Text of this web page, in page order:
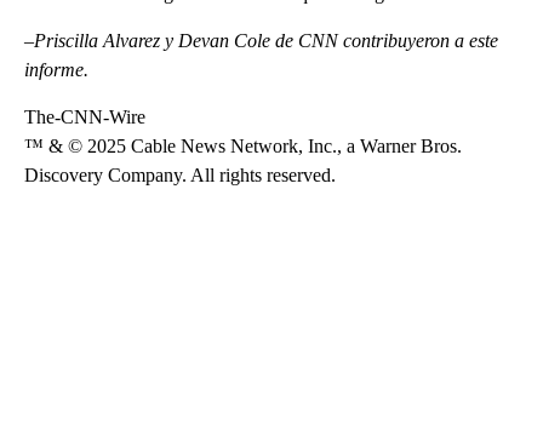
–Priscilla Alvarez y Devan Cole de CNN contribuyeron a este
informe.
The-CNN-Wire
™ & © 2025 Cable News Network, Inc., a Warner Bros.
Discovery Company. All rights reserved.